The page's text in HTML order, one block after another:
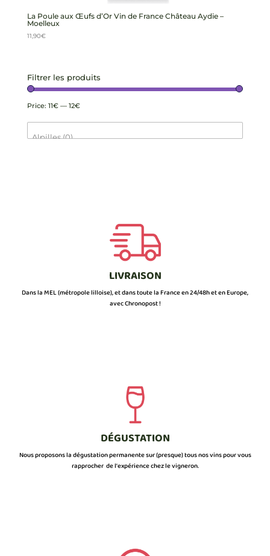
La Poule aux Œufs d’Or Vin de France Château Aydie –
Moelleux
11,90€
Filtrer les produits
Price: 11€— 12€
LIVRAISON
Dans la MEL (métropole lilloise), et dans toute la France en 24/48h et en Europe,
avec Chronopost !
DÉGUSTATION
Nous proposons la dégustation permanente sur (presque) tous nos vins pour vous
rapprocher de l’expérience chez le vigneron.